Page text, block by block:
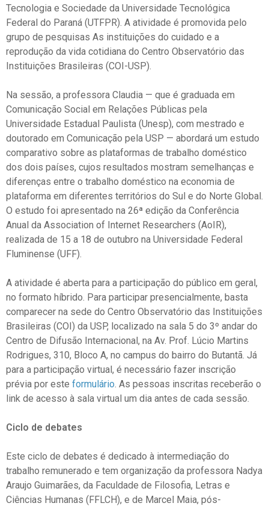
Tecnologia e Sociedade da Universidade Tecnológica
Federal do Paraná (UTFPR). A atividade é promovida pelo
grupo de pesquisas As instituições do cuidado e a
reprodução da vida cotidiana do Centro Observatório das
Instituições Brasileiras (COI-USP).
Na sessão, a professora Claudia — que é graduada em
Comunicação Social em Relações Públicas pela
Universidade Estadual Paulista (Unesp), com mestrado e
doutorado em Comunicação pela USP — abordará um estudo
comparativo sobre as plataformas de trabalho doméstico
dos dois países, cujos resultados mostram semelhanças e
diferenças entre o trabalho doméstico na economia de
plataforma em diferentes territórios do Sul e do Norte Global.
O estudo foi apresentado na 26ª edição da Conferência
Anual da Association of Internet Researchers (AoIR),
realizada de 15 a 18 de outubro na Universidade Federal
Fluminense (UFF).
A atividade é aberta para a participação do público em geral,
no formato híbrido. Para participar presencialmente, basta
comparecer na sede do Centro Observatório das Instituições
Brasileiras (COI) da USP, localizado na sala 5 do 3º andar do
Centro de Difusão Internacional, na Av. Prof. Lúcio Martins
Rodrigues, 310, Bloco A, no campus do bairro do Butantã. Já
para a participação virtual, é necessário fazer inscrição
prévia por este formulário . As pessoas inscritas receberão o
link de acesso à sala virtual um dia antes de cada sessão.
Ciclo de debates
Este ciclo de debates é dedicado à intermediação do
trabalho remunerado e tem organização da professora Nadya
Araujo Guimarães, da Faculdade de Filosofia, Letras e
Ciências Humanas (FFLCH), e de Marcel Maia, pós-